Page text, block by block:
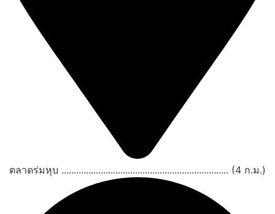
ตลาดร่มหุบ .................................................................... (4 ก.ม.)